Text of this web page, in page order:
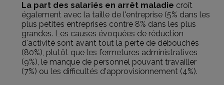
La part des salariés en arrêt maladie croît
également avec la taille de l'entreprise (5% dans les
plus petites entreprises contre 8% dans les plus
grandes. Les causes évoquées de réduction
d'activité sont avant tout la perte de débouchés
(80%), plutôt que les fermetures administratives
(9%), le manque de personnel pouvant travailler
(7%) ou les difficultés d'approvisionnement (4%).